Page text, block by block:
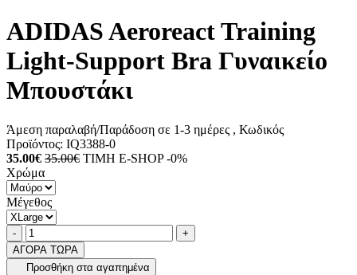
ADIDAS Aeroreact Training
Light-Support Bra Γυναικείο
Μπουστάκι
Άμεση παραλαβή/Παράδοση σε 1-3 ημέρες , Κωδικός
Προϊόντος: IQ3388-0
35.00€ 35.00€ ΤΙΜΗ E-SHOP -0%
Χρώμα
Μέγεθος
Ποσότητα
-product.increase.quantity +
ΑΓΟΡΑ ΤΩΡΑ
Προσθήκη στα αγαπημένα